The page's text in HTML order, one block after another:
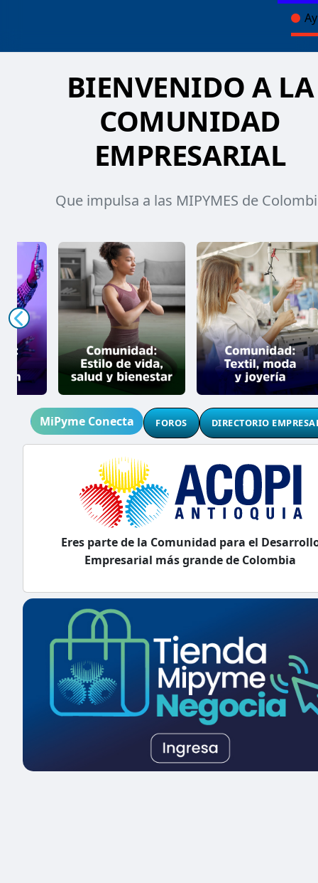
BIENVENIDO A LA
COMUNIDAD
EMPRESARIAL
Que impulsa a las MIPYMES de
MiPyme Conecta FOROS DIRECTORIO
Eres parte de la Comunidad para el
Empresarial más grande de Colombia